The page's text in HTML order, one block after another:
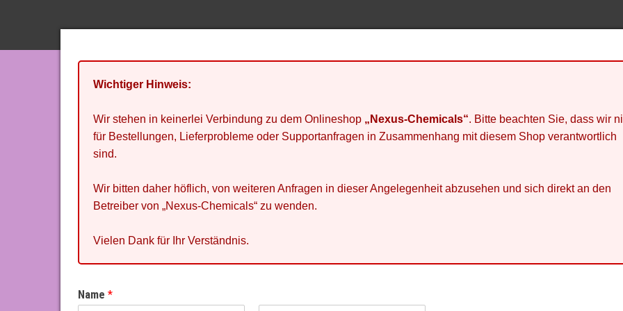
Wichtiger Hinweis:
Wir stehen in keinerlei Verbindung zu dem Onlineshop „Nexus-Chemicals“. Bitte beachten Sie, dass wir
für Bestellungen, Lieferprobleme oder Supportanfragen in Zusammenhang mit diesem Shop verantwortlich
sind.
Wir bitten daher höflich, von weiteren Anfragen in dieser Angelegenheit abzusehen und sich direkt an den
Betreiber von „Nexus-Chemicals“ zu wenden.
Vielen Dank für Ihr Verständnis.
Name *